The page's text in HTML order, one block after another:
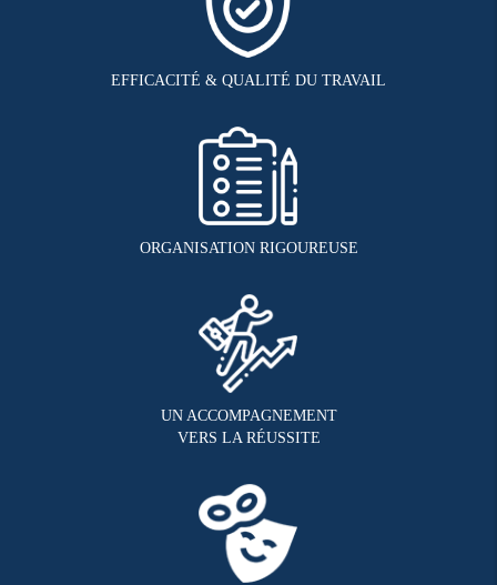
EFFICACITÉ & QUALITÉ DU TRAVAIL
ORGANISATION RIGOUREUSE
UN ACCOMPAGNEMENT
VERS LA RÉUSSITE